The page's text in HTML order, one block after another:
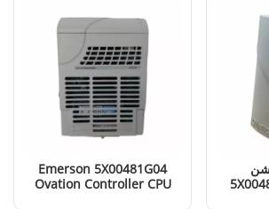
Emerson 5X00481G04
Ovation Controller CPU
5X00481G04 OCR1100